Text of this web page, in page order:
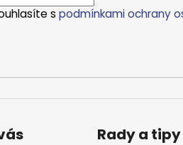
s podmínkami ochrany
Rady a tipy